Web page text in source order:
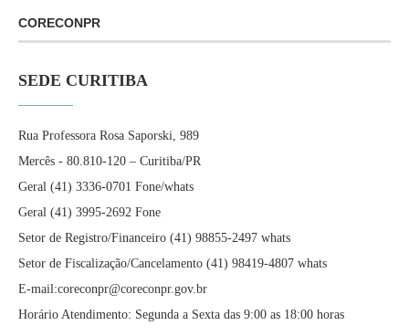
CORECONPR
SEDE CURITIBA
Rua Professora Rosa Saporski, 989
Mercês - 80.810-120 – Curitiba/PR
Geral (41) 3336-0701 Fone/whats
Geral (41) 3995-2692 Fone
Setor de Registro/Financeiro (41) 98855-2497 whats
Setor de Fiscalização/Cancelamento (41) 98419-4807 whats
E-mail:coreconpr@coreconpr.gov.br
Horário Atendimento: Segunda a Sexta das 9:00 as 18:00 horas